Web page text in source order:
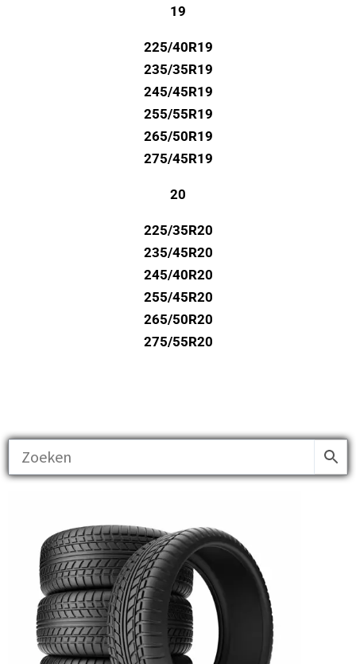
19
225/40R19
235/35R19
245/45R19
255/55R19
265/50R19
275/45R19
20
225/35R20
235/45R20
245/40R20
255/45R20
265/50R20
275/55R20